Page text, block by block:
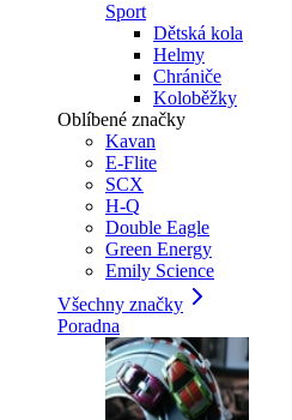
Sport
Dětská kola
Helmy
Chrániče
Koloběžky
Oblíbené značky
Kavan
E-Flite
SCX
H-Q
Double Eagle
Green Energy
Emily Science
Všechny značky
Poradna